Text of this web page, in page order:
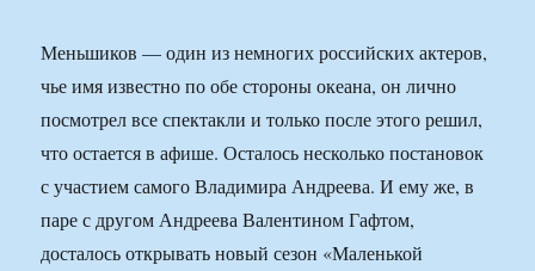
Меньшиков — один из немногих российских актеров,
чье имя известно по обе стороны океана, он лично
посмотрел все спектакли и только после этого решил,
что остается в афише. Осталось несколько постановок
с участием самого Владимира Андреева. И ему же, в
паре с другом Андреева Валентином Гафтом,
досталось открывать новый сезон «Маленькой